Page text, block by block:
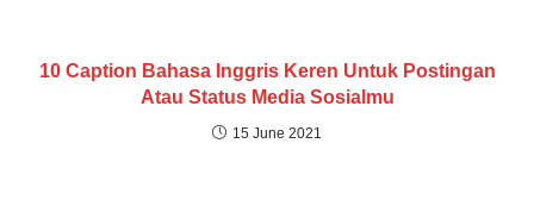
10 Caption Bahasa Inggris Keren Untuk Postingan
Atau Status Media Sosialmu
15 June 2021